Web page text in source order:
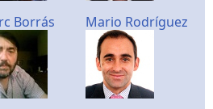
Borrás Mario Rodríguez